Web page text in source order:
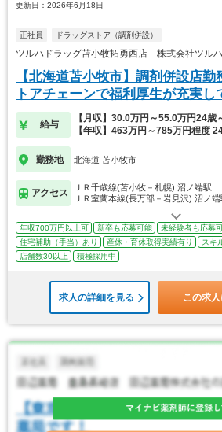
更新日：2026年6月18日
正社員 ドラッグストア（調剤併設）
ツルハドラッグ苫小牧拓勇西店 株式会社ツル
【北海道苫小牧市】調剤併設店
トアチェーンで福利厚生が充実し
給与
【月収】30.0万円～55.0万円24歳
【年収】463万円～785万円程度
勤務地 北海道 苫小牧市
アクセス
ＪＲ千歳線(苫小牧－札幌) 沼ノ端駅
ＪＲ室蘭本線(長万部－岩見沢) 沼ノ端
年収700万円以上可 新卒も応募可能 未経験者も応募
住宅補助（手当）あり
産休・育休取得実績有り スキ
店舗数30以上
積極採用中
求人の詳細を見る この求